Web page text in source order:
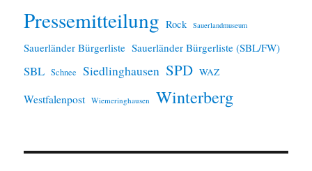
Pressemitteilung Rock Sauerlandmuseum
Sauerländer Bürgerliste Sauerländer Bürgerliste (SBL/FW)
SBL Schnee Siedlinghausen SPD WAZ
Westfalenpost Wiemeringhausen Winterberg